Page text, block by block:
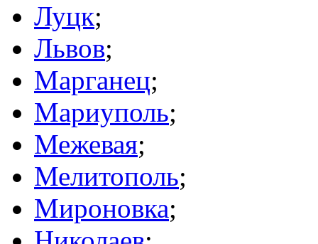
Луцк;
Львов;
Марганец;
Мариуполь;
Межевая;
Мелитополь;
Мироновка;